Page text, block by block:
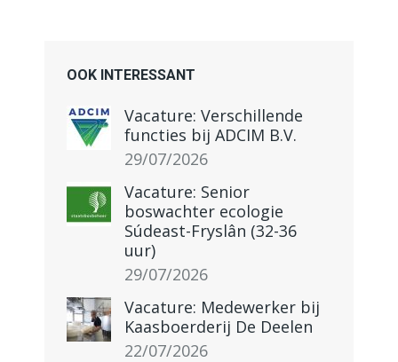
OOK INTERESSANT
Vacature: Verschillende
functies bij ADCIM B.V.
29/07/2026
Vacature: Senior
boswachter ecologie
Súdeast-Fryslân (32-36
uur)
29/07/2026
Vacature: Medewerker bij
Kaasboerderij De Deelen
22/07/2026